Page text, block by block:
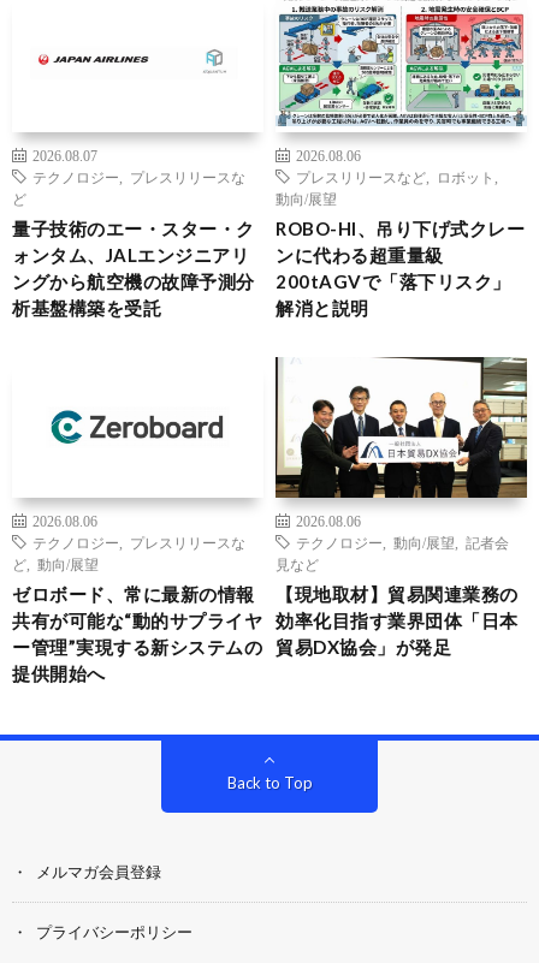
2026.08.07
テクノロジー
プレスリリースな
ど
量子技術のエー・スター・ク
ォンタム、JALエンジニアリ
ングから航空機の故障予測分
析基盤構築を受託
2026.08.06
プレスリリースなど
ロボット
動向/展望
ROBO-HI、吊り下げ式クレー
ンに代わる超重量級
200tAGVで「落下リスク」
解消と説明
2026.08.06
テクノロジー
プレスリリースな
ど
動向/展望
ゼロボード、常に最新の情報
共有が可能な“動的サプライヤ
ー管理”実現する新システムの
提供開始へ
2026.08.06
テクノロジー
動向/展望
記者会
見など
【現地取材】貿易関連業務の
効率化目指す業界団体「日本
貿易DX協会」が発足
Back to Top
メルマガ会員登録
プライバシーポリシー